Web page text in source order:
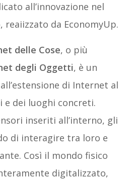
all’innovazione nel
da EconomyUp.
delle Cose, o più
degli Oggetti, è un
di Internet al
dei luoghi concreti.
inseriti all’interno, gli
di interagire tra loro e
Così il mondo fisico
digitalizzato,